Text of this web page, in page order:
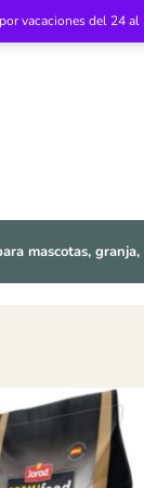
vacaciones del 24
mascotas,